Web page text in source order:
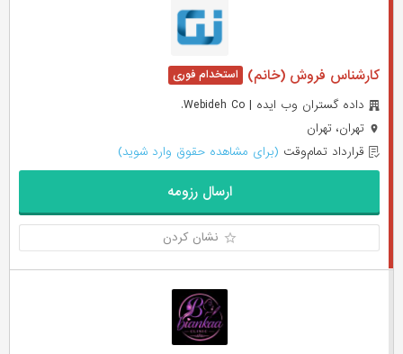
کارشناس فروش (خانم)
داده گستران وب ایده | Webideh Co.
تهران، تهران
قرارداد تمام‌وقت (برای مشاهده حقوق وارد شوید)
ارسال رزومه
نشان کردن